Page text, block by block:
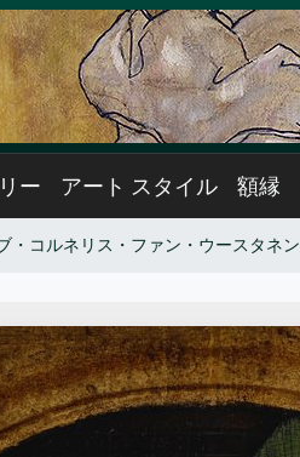
ー アート スタイル 額縁
・コルネリス・ファン・ウースタネン